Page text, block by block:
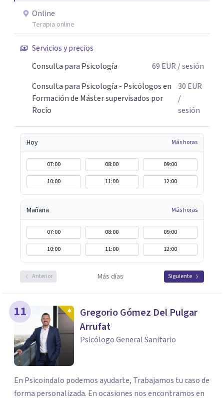
enfado patológico, insomnio y dificultades en habilidades
sociales, entre otros.
Online
Terapia online
Servicios y precios
Consulta para Psicología
69 EUR / sesión
Consulta para Psicología - Psicólogos en
Formación de Máster supervisados por
Rocío
30 EUR
/
sesión
Hoy Más horas
07:00 08:00
09:00
10:00
11:00 12:00
Mañana Más horas
07:00 08:00
09:00
10:00
11:00 12:00
Anterior Más días Siguiente
11
Gregorio Gómez Del Pulgar
Arrufat
Psicólogo General Sanitario
En Psicoindalo podemos ayudarte, Trabajamos tu caso de
forma personalizada. En ocasiones nos encontramos en